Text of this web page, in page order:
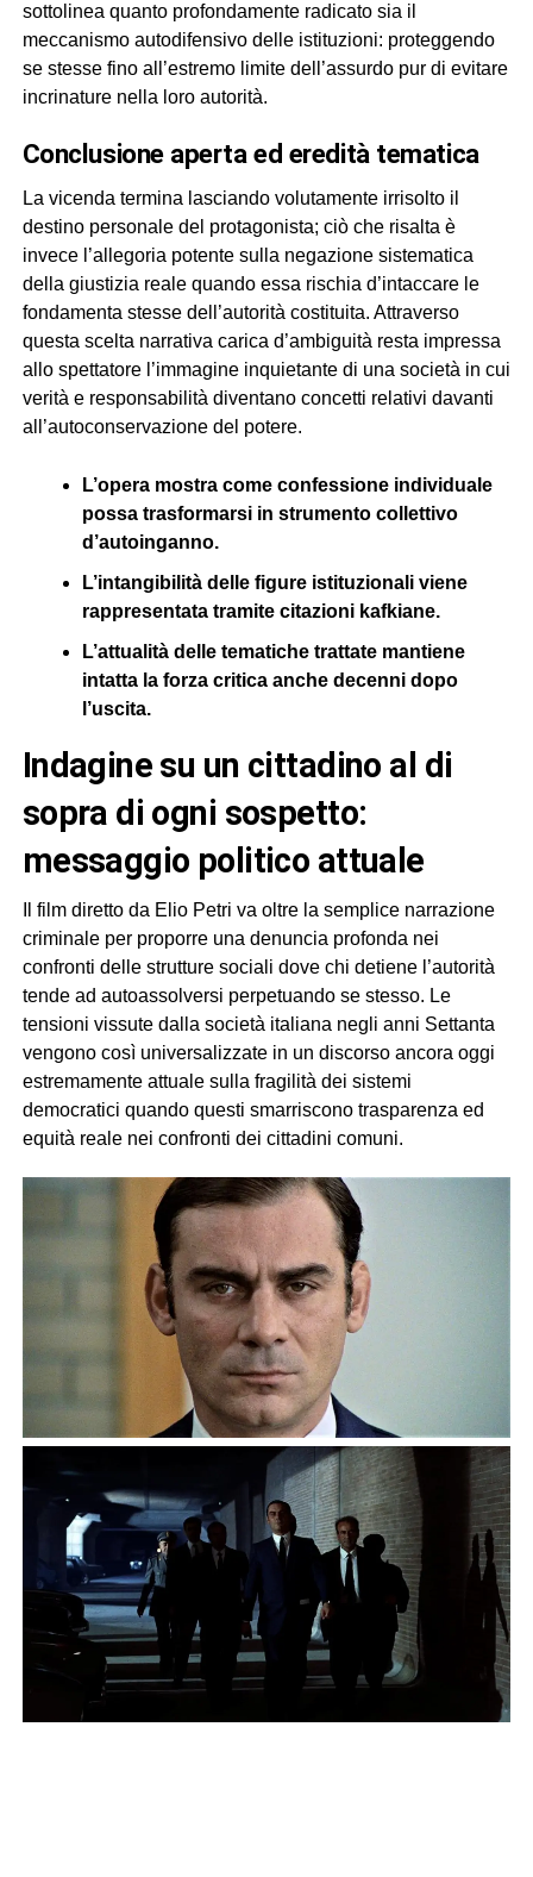
sottolinea quanto profondamente radicato sia il
meccanismo autodifensivo delle istituzioni: proteggendo
se stesse fino all’estremo limite dell’assurdo pur di evitare
incrinature nella loro autorità.
conclusione aperta ed eredità tematica
La vicenda termina lasciando volutamente irrisolto il
destino personale del protagonista; ciò che risalta è
invece l’allegoria potente sulla negazione sistematica
della giustizia reale quando essa rischia d’intaccare le
fondamenta stesse dell’autorità costituita. Attraverso
questa scelta narrativa carica d’ambiguità resta impressa
allo spettatore l’immagine inquietante di una società in cui
verità e responsabilità diventano concetti relativi davanti
all’autoconservazione del potere.
L’opera mostra come confessione individuale
possa trasformarsi in strumento collettivo
d’autoinganno.
L’intangibilità delle figure istituzionali viene
rappresentata tramite citazioni kafkiane.
L’attualità delle tematiche trattate mantiene
intatta la forza critica anche decenni dopo
l’uscita.
indagine su un cittadino al di
sopra di ogni sospetto:
messaggio politico attuale
Il film diretto da Elio Petri va oltre la semplice narrazione
criminale per proporre una denuncia profonda nei
confronti delle strutture sociali dove chi detiene l’autorità
tende ad autoassolversi perpetuando se stesso. Le
tensioni vissute dalla società italiana negli anni Settanta
vengono così universalizzate in un discorso ancora oggi
estremamente attuale sulla fragilità dei sistemi
democratici quando questi smarriscono trasparenza ed
equità reale nei confronti dei cittadini comuni.